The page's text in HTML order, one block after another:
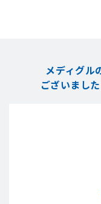
メディグル
ございまし